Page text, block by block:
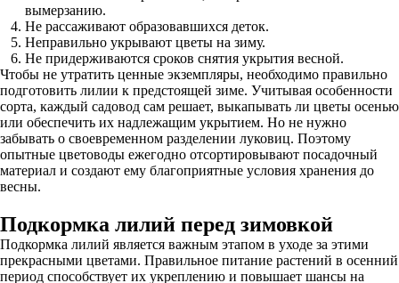
вымерзанию.
Не рассаживают образовавшихся деток.
Неправильно укрывают цветы на зиму.
Не придерживаются сроков снятия укрытия весной.
Чтобы не утратить ценные экземпляры, необходимо правильно
подготовить лилии к предстоящей зиме. Учитывая особенности
сорта, каждый садовод сам решает, выкапывать ли цветы осенью
или обеспечить их надлежащим укрытием. Но не нужно
забывать о своевременном разделении луковиц. Поэтому
опытные цветоводы ежегодно отсортировывают посадочный
материал и создают ему благоприятные условия хранения до
весны.
Подкормка лилий перед зимовкой
Подкормка лилий является важным этапом в уходе за этими
прекрасными цветами. Правильное питание растений в осенний
период способствует их укреплению и повышает шансы на